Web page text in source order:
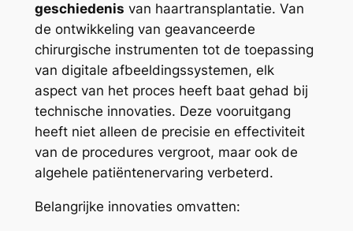
geschiedenis van haartransplantatie. Van
de ontwikkeling van geavanceerde
chirurgische instrumenten tot de toepassing
van digitale afbeeldingssystemen, elk
aspect van het proces heeft baat gehad bij
technische innovaties. Deze vooruitgang
heeft niet alleen de precisie en effectiviteit
van de procedures vergroot, maar ook de
algehele patiëntenervaring verbeterd.
Belangrijke innovaties omvatten: